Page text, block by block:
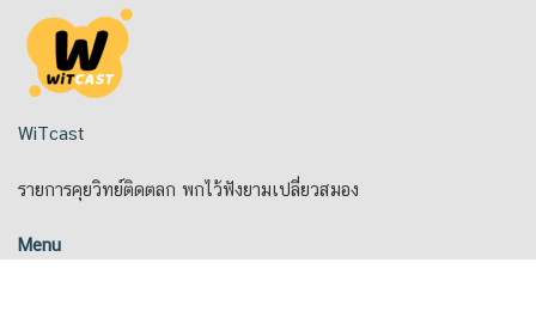
content
WiTcast
รายการคุยวิทย์ติดตลก พกไว้ฟังยามเปลี่ยวสมอง
Menu